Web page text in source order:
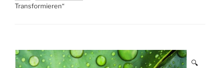
Transformieren“
🔍